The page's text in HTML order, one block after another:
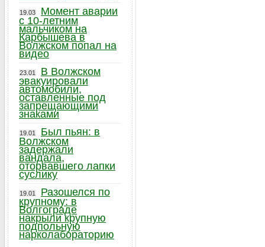
19.03
Момент аварии
с 10-летним
мальчиком на
Карбышева в
Волжском попал на
видео
23.01
В Волжском
эвакуировали
автомобили,
оставленные под
запрещающими
знаками
19.01
Был пьян: в
Волжском
задержали
вандала,
оторвавшего лапки
суслику
19.01
Разошелся по
крупному: в
Волгограде
накрыли крупную
подпольную
нарколабораторию